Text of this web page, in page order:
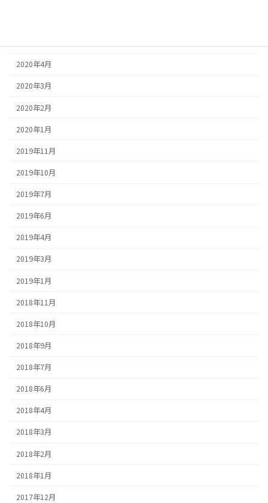
2020年4月
2020年3月
2020年2月
2020年1月
2019年11月
2019年10月
2019年7月
2019年6月
2019年4月
2019年3月
2019年1月
2018年11月
2018年10月
2018年9月
2018年7月
2018年6月
2018年4月
2018年3月
2018年2月
2018年1月
2017年12月